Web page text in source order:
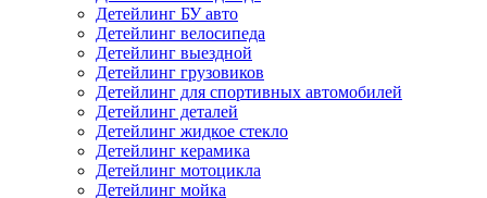
Детейлинг БУ авто
Детейлинг велосипеда
Детейлинг выездной
Детейлинг грузовиков
Детейлинг для спортивных автомобилей
Детейлинг деталей
Детейлинг жидкое стекло
Детейлинг керамика
Детейлинг мотоцикла
Детейлинг мойка